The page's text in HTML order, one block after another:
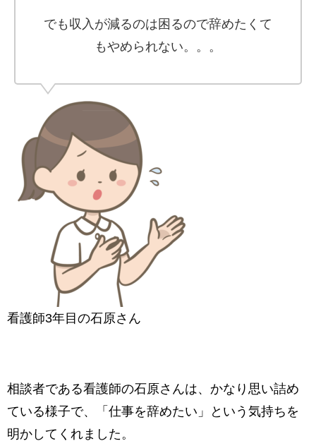
でも収入が減るのは困るので辞めたくて
もやめられない。。。
看護師3年目の石原さん
相談者である看護師の石原さんは、かなり思い詰め
ている様子で、「仕事を辞めたい」という気持ちを
明かしてくれました。